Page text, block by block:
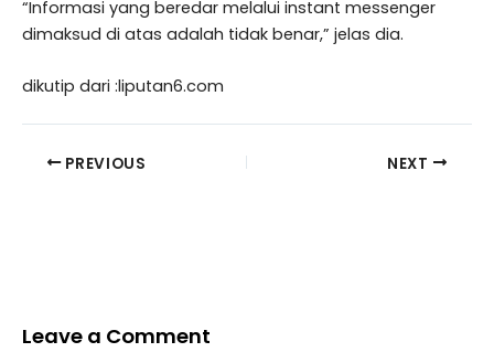
“Informasi yang beredar melalui instant messenger
dimaksud di atas adalah tidak benar,” jelas dia.
dikutip dari :liputan6.com
PREVIOUS NEXT
Leave a Comment